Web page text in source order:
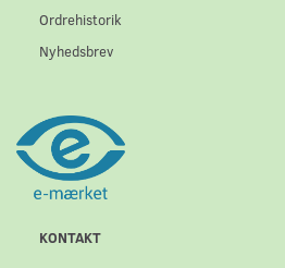
Ordrehistorik
Nyhedsbrev
KONTAKT